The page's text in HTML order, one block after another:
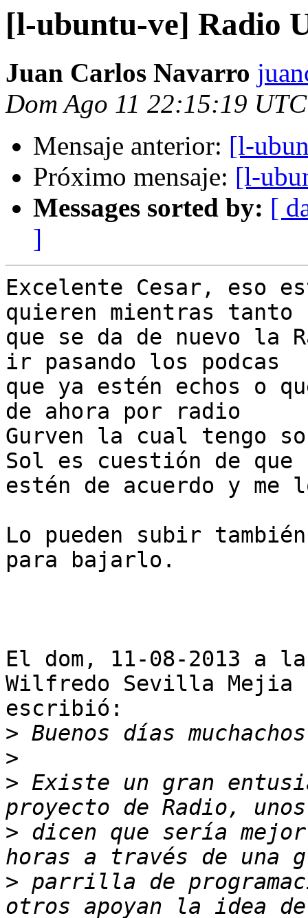
[l-ubuntu-ve] Radio
Juan Carlos Navarro
Dom Ago 11 22:15:19
Mensaje anterior: [l-
Próximo mensaje: [l-
Messages sorted by: [
]
Excelente Cesar, eso
quieren mientras tanto
que se da de nuevo la
ir pasando los podcas
que ya estén echos o
de ahora por radio
Gurven la cual tengo
Sol es cuestión de que
estén de acuerdo y me
Lo pueden subir
para bajarlo.
El dom, 11-08-2013 a
Wilfredo Sevilla Mejia
escribió:
>
>
> Existe un gran
> dicen que sería
> parrilla de